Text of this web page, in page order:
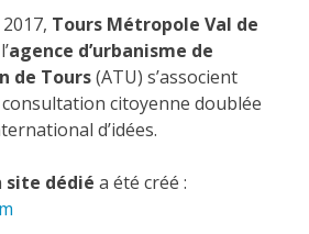
Tours Métropole Val de
agence d’urbanisme de
de Tours(ATU) s’associent
citoyenne doublée
d’idées.
site dédié a été créé :